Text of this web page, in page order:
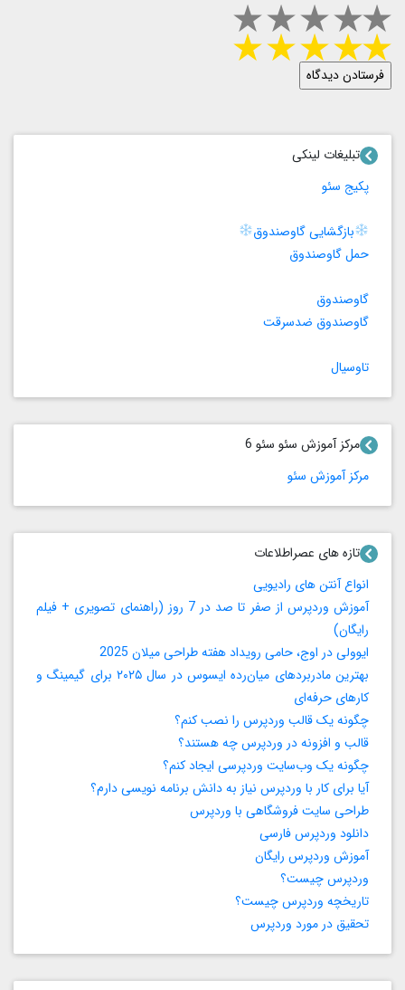
تبلیغات لینکی
پکیج سئو
بازگشایی گاوصندوق
حمل گاوصندوق
گاوصندوق
گاوصندوق ضدسرقت
تاوسیال
مرکز آموزش سئو سئو 6
مرکز آموزش سئو
تازه های عصراطلاعات
انواع آنتن های رادیویی
آموزش وردپرس از صفر تا صد در 7 روز (راهنمای تصویری + فیلم
رایگان)
ایوولی در اوج، حامی رویداد هفته طراحی میلان 2025
بهترین مادربردهای میان‌رده ایسوس در سال ۲۰۲۵ برای گیمینگ و
کارهای حرفه‌ای
چگونه یک قالب وردپرس را نصب کنم؟
قالب و افزونه در وردپرس چه هستند؟
چگونه یک وب‌سایت وردپرسی ایجاد کنم؟
آیا برای کار با وردپرس نیاز به دانش برنامه‌ نویسی دارم؟
طراحی سایت فروشگاهی با وردپرس
دانلود وردپرس فارسی
آموزش وردپرس رایگان
وردپرس چیست؟
تاریخچه وردپرس چیست؟
تحقیق در مورد وردپرس